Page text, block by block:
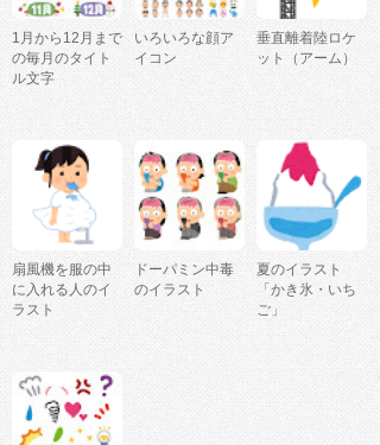
1月から12月まで
の毎月のタイト
ル文字
いろいろな顔ア
イコン
垂直離着陸ロケ
ット（アーム）
扇風機を服の中
に入れる人のイ
ラスト
ドーパミン中毒
のイラスト
夏のイラスト
「かき氷・いち
ご」